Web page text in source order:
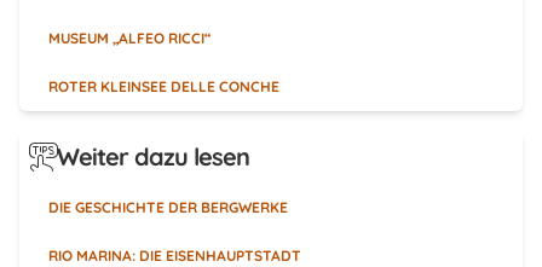
MUSEUM „ALFEO RICCI“
ROTER KLEINSEE DELLE CONCHE
Weiter dazu lesen
DIE GESCHICHTE DER BERGWERKE
RIO MARINA: DIE EISENHAUPTSTADT